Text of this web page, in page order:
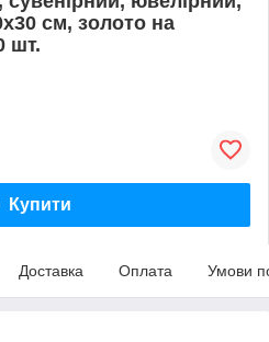
см, золото на
шт.
Купити
Доставка Оплата Умови